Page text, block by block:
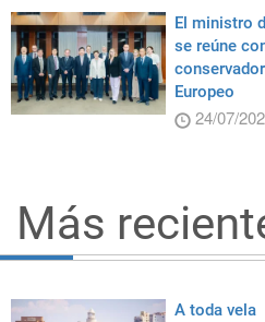
El ministro
se reúne
Europeo
24/07/
Más
A toda vela